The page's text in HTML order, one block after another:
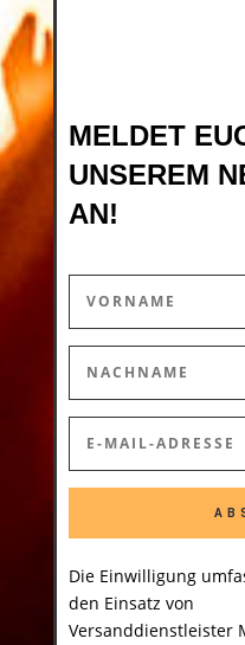
MELDET
UNSEREM
AN!
Die Einwilligung
den Einsatz von
Versanddienstleister